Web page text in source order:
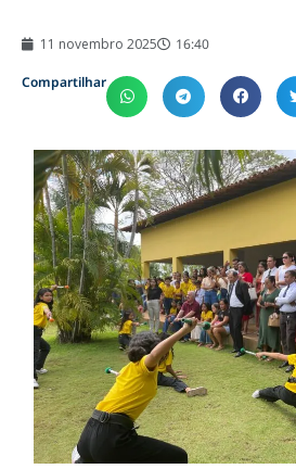
11 novembro 2025 16:40
Compartilhar